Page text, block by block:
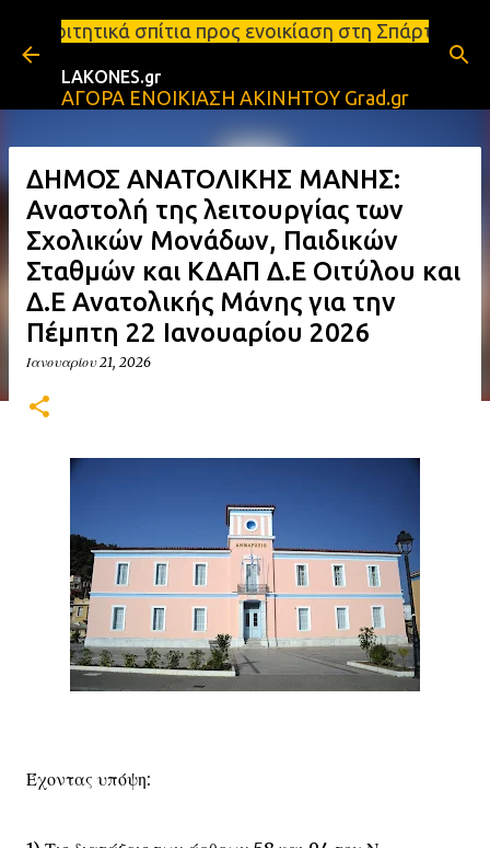
Μετάβαση στο κύριο περιεχόμενο
προς ενοικίαση στη Σπάρτη Ενοικιάσεις
LAKONES.gr
ΑΓΟΡΑ ΕΝΟΙΚΙΑΣΗ ΑΚΙΝΗΤΟΥ Grad.gr
ΔΗΜΟΣ ΑΝΑΤΟΛΙΚΗΣ ΜΑΝΗΣ:
Αναστολή της λειτουργίας των
Σχολικών Μονάδων, Παιδικών
Σταθμών και ΚΔΑΠ Δ.Ε Οιτύλου και
Δ.Ε Ανατολικής Μάνης για την
Πέμπτη 22 Ιανουαρίου 2026
Ιανουαρίου 21, 2026
Έχοντας υπόψη: